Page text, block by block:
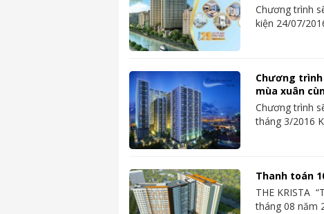
Chương trình
kiện 24/07/
Chương
mùa xuân
Chương trình
tháng 3/2016
Thanh toán
THE KRISTA
tháng 08 năm